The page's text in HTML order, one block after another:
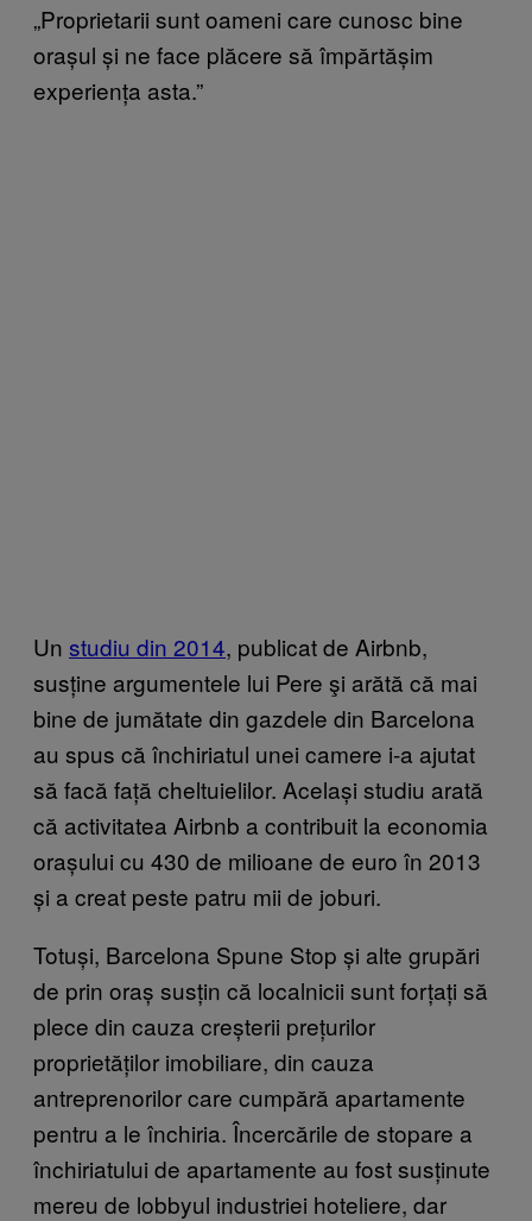
„Proprietarii sunt oameni care cunosc bine
orașul și ne face plăcere să împărtășim
experiența asta.”
Un studiu din 2014, publicat de Airbnb,
susține argumentele lui Pere şi arătă că mai
bine de jumătate din gazdele din Barcelona
au spus că închiriatul unei camere i-a ajutat
să facă față cheltuielilor. Același studiu arată
că activitatea Airbnb a contribuit la economia
orașului cu 430 de milioane de euro în 2013
și a creat peste patru mii de joburi.
Totuși, Barcelona Spune Stop și alte grupări
de prin oraș susțin că localnicii sunt forțați să
plece din cauza creșterii prețurilor
proprietăților imobiliare, din cauza
antreprenorilor care cumpără apartamente
pentru a le închiria. Încercările de stopare a
închiriatului de apartamente au fost susținute
mereu de lobbyul industriei hoteliere, dar